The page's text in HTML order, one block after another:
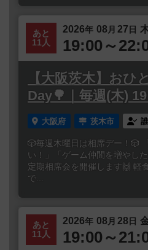
あと
11人
2026年 08 月 27日
19:00～
【大阪茨木】おひ
Day🌳｜毎週(木)
大阪府 茨木市
🎲毎週木曜日は相席デー！🎲
い！」「ゲーム仲間を増やし
定期相席会を開催します🙌 軽
で...
あと
11人
2026年 08 月 28日
19:00～